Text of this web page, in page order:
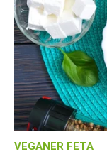
VEGANER FETA